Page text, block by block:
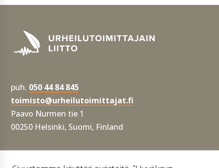
puh. 050 44 84 845
toimisto@urheilutoimittajat.fi
Paavo Nurmen tie 1
00250 Helsinki, Suomi, Finland
Tietosuojaseloste